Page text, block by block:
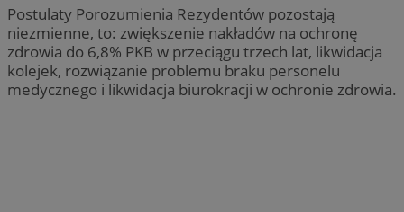
Postulaty Porozumienia Rezydentów pozostają
niezmienne, to: zwiększenie nakładów na ochronę
zdrowia do 6,8% PKB w przeciągu trzech lat, likwidacja
kolejek, rozwiązanie problemu braku personelu
medycznego i likwidacja biurokracji w ochronie zdrowia.